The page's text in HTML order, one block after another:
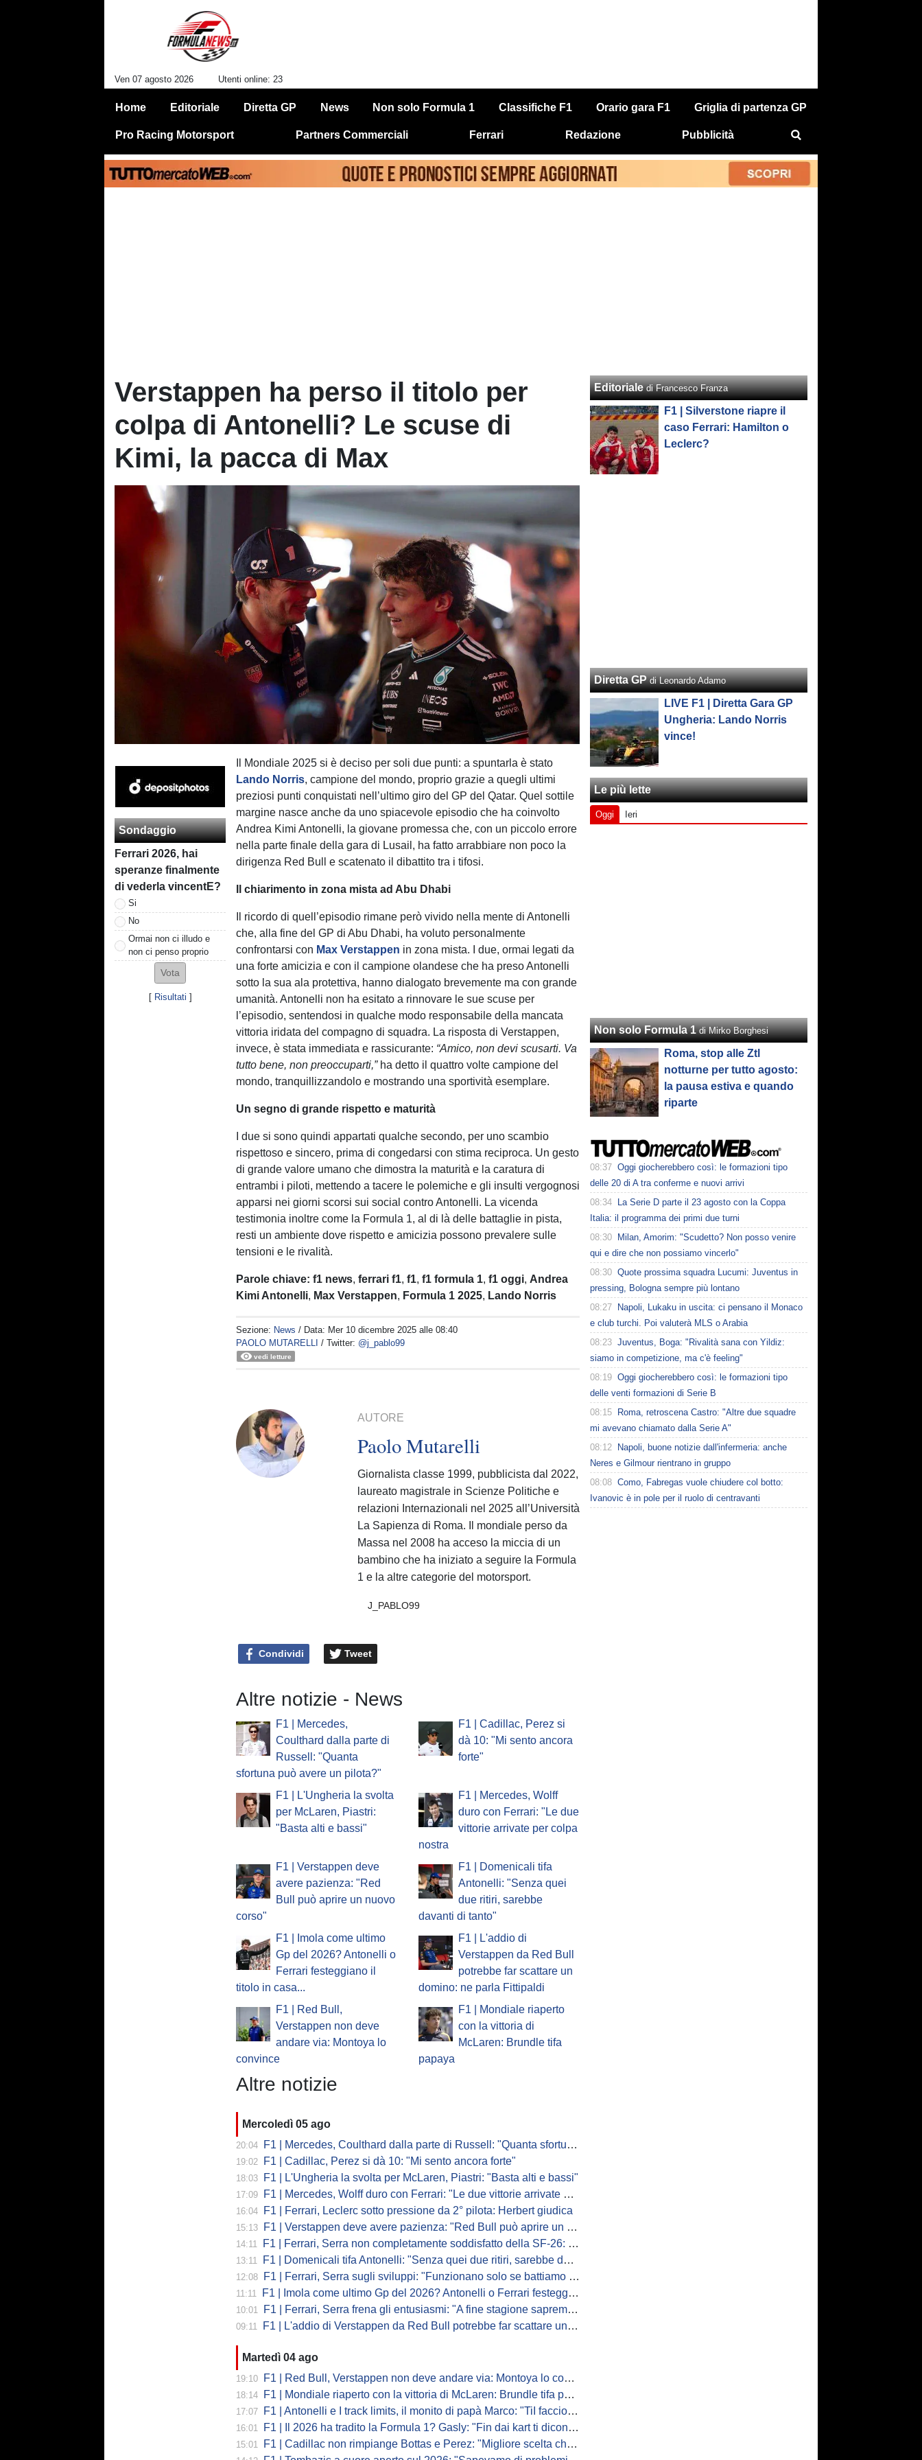
Ven 07 agosto 2026 Utenti online: 23
Home Editoriale Diretta GP News Non solo Formula 1 Classifiche F1 Orario gara F1 Griglia di partenza GP
Pro Racing Motorsport Partners Commerciali Ferrari Redazione Pubblicità
Verstappen ha perso il titolo per
colpa di Antonelli? Le scuse di
Kimi, la pacca di Max
Sondaggio
Ferrari 2026, hai
speranze finalmente
di vederla vincentE?
Si
No
Ormai non ci illudo e
non ci penso proprio
[ Risultati ]
Il Mondiale 2025 si è deciso per soli due punti: a spuntarla è stato
Lando Norris, campione del mondo, proprio grazie a quegli ultimi
preziosi punti conquistati nell’ultimo giro del GP del Qatar. Quel sottile
margine nasce anche da uno spiacevole episodio che ha coinvolto
Andrea Kimi Antonelli, la giovane promessa che, con un piccolo errore
nella parte finale della gara di Lusail, ha fatto arrabbiare non poco la
dirigenza Red Bull e scatenato il dibattito tra i tifosi.
Il chiarimento in zona mista ad Abu Dhabi
Il ricordo di quell’episodio rimane però vivido nella mente di Antonelli
che, alla fine del GP di Abu Dhabi, ha voluto personalmente
confrontarsi con Max Verstappen in zona mista. I due, ormai legati da
una forte amicizia e con il campione olandese che ha preso Antonelli
sotto la sua ala protettiva, hanno dialogato brevemente ma con grande
umanità. Antonelli non ha esitato a rinnovare le sue scuse per
l’episodio, sentendosi in qualche modo responsabile della mancata
vittoria iridata del compagno di squadra. La risposta di Verstappen,
invece, è stata immediata e rassicurante: “Amico, non devi scusarti. Va
tutto bene, non preoccuparti,”ha detto il quattro volte campione del
mondo, tranquillizzandolo e mostrando una sportività esemplare.
Un segno di grande rispetto e maturità
I due si sono quindi appartati qualche secondo, per uno scambio
rispettoso e sincero, prima di congedarsi con stima reciproca. Un gesto
di grande valore umano che dimostra la maturità e la caratura di
entrambi i piloti, mettendo a tacere le polemiche e gli insulti vergognosi
apparsi nei giorni scorsi sui social contro Antonelli. La vicenda
testimonia inoltre come la Formula 1, al di là delle battaglie in pista,
resti un ambiente dove rispetto e amicizia possono prevalere sulle
tensioni e le rivalità.
Parole chiave: f1 news,ferrari f1,f1,f1 formula 1,f1 oggi, Andrea
Kimi Antonelli, Max Verstappen, Formula 1 2025, Lando Norris
Sezione: News / Data: Mer 10 dicembre 2025 alle 08:40
PAOLO MUTARELLI / Twitter: @j_pablo99
vedi letture
AUTORE
Paolo Mutarelli
Giornalista classe 1999, pubblicista dal 2022,
laureato magistrale in Scienze Politiche e
relazioni Internazionali nel 2025 all’Università
La Sapienza di Roma. Il mondiale perso da
Massa nel 2008 ha acceso la miccia di un
bambino che ha iniziato a seguire la Formula
1 e la altre categorie del motorsport.
J_PABLO99
Condividi Tweet
Altre notizie - News
F1 | Mercedes,
Coulthard dalla parte di
Russell: "Quanta
sfortuna può avere un pilota?"
F1 | Cadillac, Perez si
dà 10: "Mi sento ancora
forte"
F1 | L'Ungheria la svolta
per McLaren, Piastri:
"Basta alti e bassi"
F1 | Mercedes, Wolff
duro con Ferrari: "Le due
vittorie arrivate per colpa
nostra
F1 | Verstappen deve
avere pazienza: "Red
Bull può aprire un nuovo
corso"
F1 | Domenicali tifa
Antonelli: "Senza quei
due ritiri, sarebbe
davanti di tanto"
F1 | Imola come ultimo
Gp del 2026? Antonelli o
Ferrari festeggiano il
titolo in casa...
F1 | L'addio di
Verstappen da Red Bull
potrebbe far scattare un
domino: ne parla Fittipaldi
F1 | Red Bull,
Verstappen non deve
andare via: Montoya lo
convince
F1 | Mondiale riaperto
con la vittoria di
McLaren: Brundle tifa
papaya
Altre notizie
Mercoledì 05 ago
20:04 F1 | Mercedes, Coulthard dalla parte di Russell: "Quanta sfortuna può avere un pilota?"
19:02 F1 | Cadillac, Perez si dà 10: "Mi sento ancora forte"
18:03 F1 | L'Ungheria la svolta per McLaren, Piastri: "Basta alti e bassi"
17:09 F1 | Mercedes, Wolff duro con Ferrari: "Le due vittorie arrivate per colpa nostra
16:04 F1 | Ferrari, Leclerc sotto pressione da 2° pilota: Herbert giudica
15:13 F1 | Verstappen deve avere pazienza: "Red Bull può aprire un nuovo corso"
14:11 F1 | Ferrari, Serra non completamente soddisfatto della SF-26: "Non è solo la mia macchina"
13:11 F1 | Domenicali tifa Antonelli: "Senza quei due ritiri, sarebbe davanti di tanto"
12:08 F1 | Ferrari, Serra sugli sviluppi: "Funzionano solo se battiamo gli altri"
11:11 F1 | Imola come ultimo Gp del 2026? Antonelli o Ferrari festeggiano il titolo in casa...
10:01 F1 | Ferrari, Serra frena gli entusiasmi: "A fine stagione sapremo se SF-26 è forte"
09:11 F1 | L'addio di Verstappen da Red Bull potrebbe far scattare un domino: ne parla Fittipaldi
Martedì 04 ago
19:10 F1 | Red Bull, Verstappen non deve andare via: Montoya lo convince
18:14 F1 | Mondiale riaperto con la vittoria di McLaren: Brundle tifa papaya
17:07 F1 | Antonelli e I track limits, il monito di papà Marco: "TiI faccio fare la fine della gallina"
16:01 F1 | Il 2026 ha tradito la Formula 1? Gasly: "Fin dai kart ti dicono di non alzare il piede dal gas"
15:01 F1 | Cadillac non rimpiange Bottas e Perez: "Migliore scelta che potessimo fare"
Editoriale di Francesco Franza
F1 | Silverstone riapre il
caso Ferrari: Hamilton o
Leclerc?
Diretta GP di Leonardo Adamo
LIVE F1 | Diretta Gara GP
Ungheria: Lando Norris
vince!
Le più lette
Oggi Ieri
Non solo Formula 1 di Mirko Borghesi
Roma, stop alle Ztl
notturne per tutto agosto:
la pausa estiva e quando
riparte
08:37 Oggi giocherebbero così: le formazioni tipo
delle 20 di A tra conferme e nuovi arrivi
08:34
La Serie D parte il 23 agosto con la Coppa
Italia: il programma dei primi due turni
08:30
Milan, Amorim: "Scudetto? Non posso venire
qui e dire che non possiamo vincerlo"
08:30 Quote prossima squadra Lucumi: Juventus in
pressing, Bologna sempre più lontano
08:27
Napoli, Lukaku in uscita: ci pensano il Monaco
e club turchi. Poi valuterà MLS o Arabia
08:23 Juventus, Boga: "Rivalità sana con Yildiz:
siamo in competizione, ma c'è feeling"
08:19 Oggi giocherebbero così: le formazioni tipo
delle venti formazioni di Serie B
08:15
Roma, retroscena Castro: "Altre due squadre
mi avevano chiamato dalla Serie A"
08:12
Napoli, buone notizie dall'infermeria: anche
Neres e Gilmour rientrano in gruppo
08:08 Como, Fabregas vuole chiudere col botto:
Ivanovic è in pole per il ruolo di centravanti